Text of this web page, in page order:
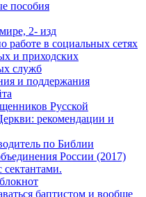
пособия
2- изд
работе в социальных сетях
и приходских
служб
и поддержания
Русской
рекомендации и
по Библии
России (2017)
сектантами.
баптистом и вообще